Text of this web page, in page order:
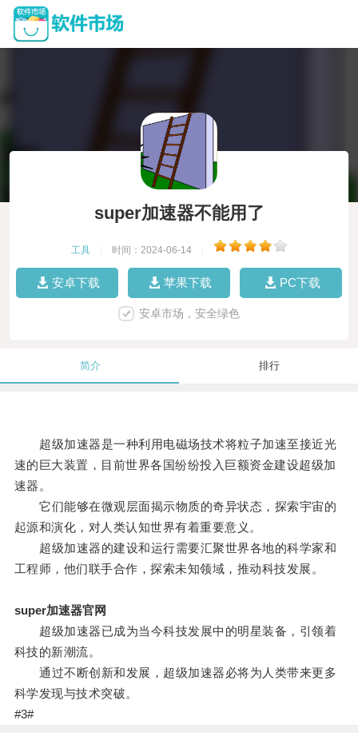
super加速器不能用了
工具 时间：2024-06-14
安卓下载 苹果下载 PC下载
安卓市场，安全绿色
简介 排行
超级加速器是一种利用电磁场技术将粒子加速至接近光
速的巨大装置，目前世界各国纷纷投入巨额资金建设超级加
速器。
它们能够在微观层面揭示物质的奇异状态，探索宇宙的
起源和演化，对人类认知世界有着重要意义。
超级加速器的建设和运行需要汇聚世界各地的科学家和
工程师，他们联手合作，探索未知领域，推动科技发展。
super加速器官网
超级加速器已成为当今科技发展中的明星装备，引领着
科技的新潮流。
通过不断创新和发展，超级加速器必将为人类带来更多
科学发现与技术突破。
#3#